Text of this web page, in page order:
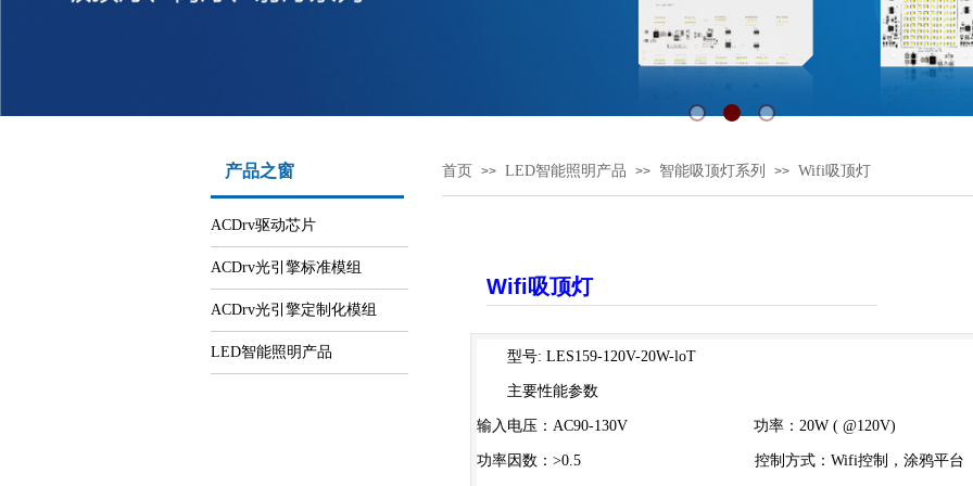
产品之窗 首页 >> LED智能照明产品 >> 智能吸顶灯系列 >> Wifi吸顶灯
ACDrv驱动芯片
ACDrv光引擎标准模组
ACDrv光引擎定制化模组
LED智能照明产品
Wifi吸顶灯
型号: LES159-120V-20W-loT
主要性能参数
输入电压：AC90-130V 功率：20W (
功率因数：>0.5 控制方式：Wifi控制，涂鸦平